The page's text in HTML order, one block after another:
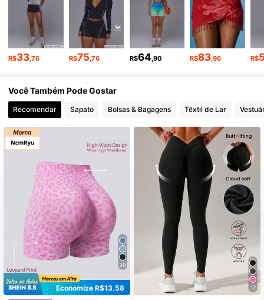
4.3M Seguidores
4.3M Seguidores
4,85 4.3M Seguidores
R$33 ,76 R$75 ,76 R$64 ,90 R$83 ,96 R$
Você Também Pode Gostar
Recomendar Sapato Bolsas & Bagagens Têxtil de Lar
39
Economize R$13,58 12